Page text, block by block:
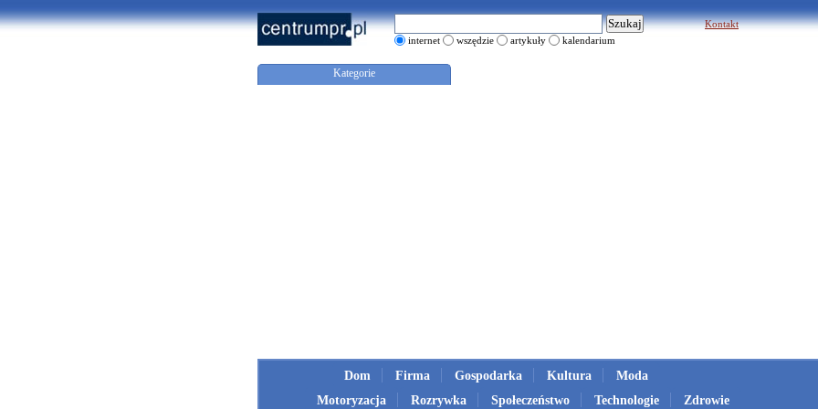
internet wszędzie artykuły kalendarium
Kontakt
Kategorie
Dom Firma Gospodarka Kultura
Moda
Motoryzacja
Rozrywka Społeczeństwo Technologie Zdrowie